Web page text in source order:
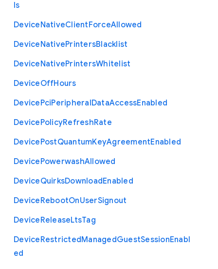
ls
DeviceNativeClientForceAllowed
DeviceNativePrintersBlacklist
DeviceNativePrintersWhitelist
DeviceOffHours
DevicePciPeripheralDataAccessEnabled
DevicePolicyRefreshRate
DevicePostQuantumKeyAgreementEnabled
DevicePowerwashAllowed
DeviceQuirksDownloadEnabled
DeviceRebootOnUserSignout
DeviceReleaseLtsTag
DeviceRestrictedManagedGuestSessionEnabl
ed